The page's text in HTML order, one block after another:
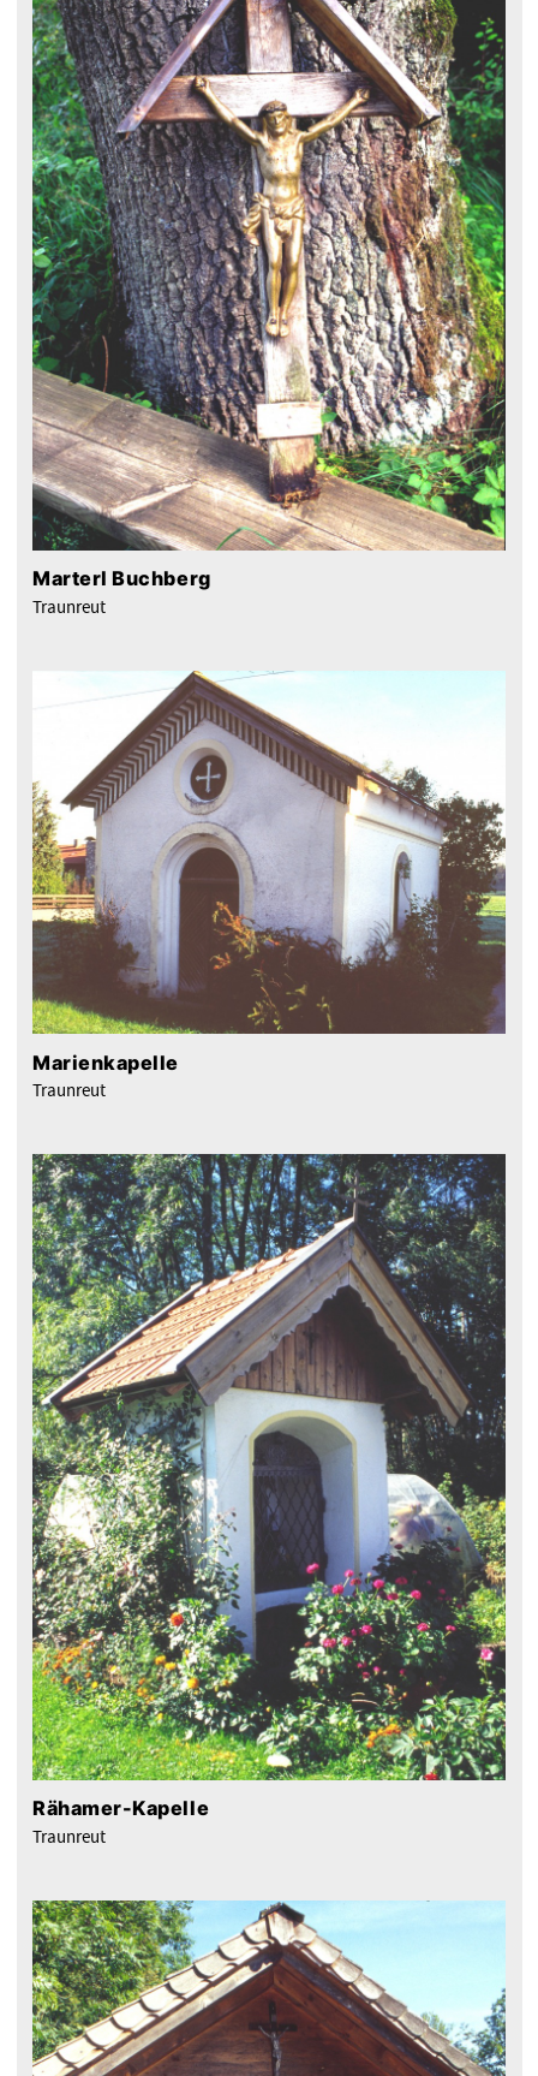
Marterl Buchberg
Traunreut
Marienkapelle
Traunreut
Rähamer-Kapelle
Traunreut